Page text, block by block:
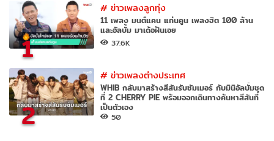
1
#ข่าวเพลงลูกทุ่ง
11 เพลง มนต์แคน แก่นคูน เพลงฮิต 100 ล้าน
และอัลบั้ม มาเด้อฝันเอย
37.6K
2
#ข่าวเพลงต่างประเทศ
WHIB กลับมาสร้างสีสันรับซัมเมอร์ กับมินิอัลบั้มชุด
ที่ 2 CHERRY PIE พร้อมออกเดินทางค้นหาสีสันที่
เป็นตัวเอง
50